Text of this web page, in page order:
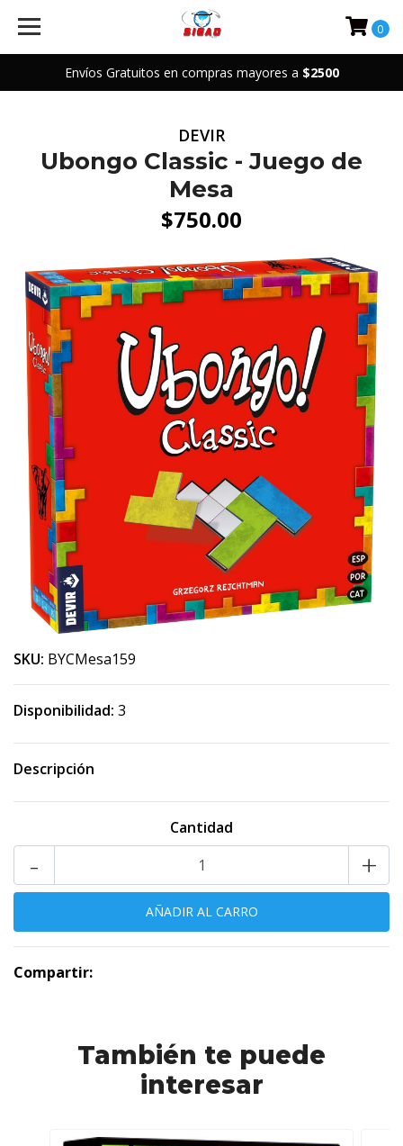
Envíos Gratuitos en compras mayores a $2500
0
DEVIR
Ubongo Classic - Juego de
Mesa
$750.00
SKU: BYCMesa159
Disponibilidad: 3
Descripción
Cantidad
+
-
Compartir:
También te puede
interesar